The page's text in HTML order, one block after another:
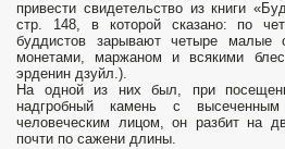
привести свидетельство из книги
стр. 148, в которой сказано: по
буддистов зарывают четыре
монетами, маржаном и всякими
эрденин дзуйл.).
На одной из них был, при
надгробный камень с
человеческим лицом, он разбит на
почти по сажени длины.